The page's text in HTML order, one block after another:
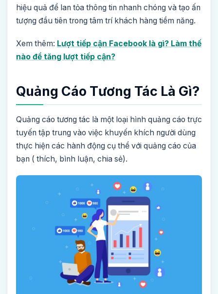
hiệu quả để lan tỏa thông tin nhanh chóng và tạo ấn
tượng đầu tiên trong tâm trí khách hàng tiềm năng.
Xem thêm: Lượt tiếp cận Facebook là gì? Làm thế
nào để tăng lượt tiếp cận?
Quảng Cáo Tương Tác Là Gì?
Quảng cáo tương tác là một loại hình quảng cáo trực
tuyến tập trung vào việc khuyến khích người dùng
thực hiện các hành động cụ thể với quảng cáo của
bạn ( thích, bình luận, chia sẻ).